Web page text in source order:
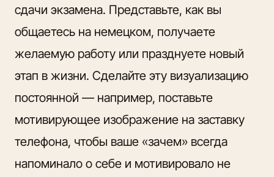
сдачи экзамена. Представьте, как вы
общаетесь на немецком, получаете
желаемую работу или празднуете новый
этап в жизни. Сделайте эту визуализацию
постоянной — например, поставьте
мотивирующее изображение на заставку
телефона, чтобы ваше «зачем» всегда
напоминало о себе и мотивировало не